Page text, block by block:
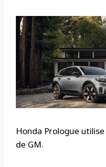
Honda Prologue
de GM.